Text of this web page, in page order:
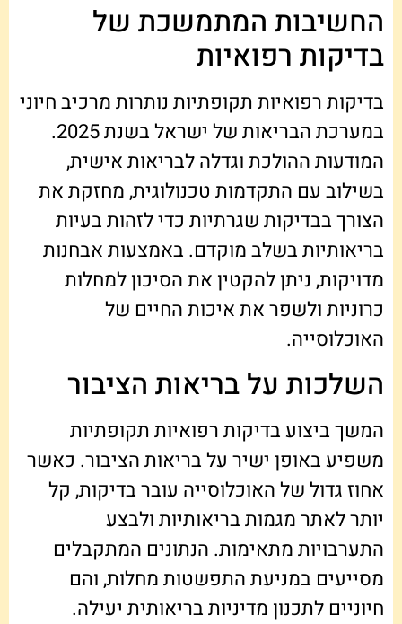
החשיבות המתמשכת של
בדיקות רפואיות
בדיקות רפואיות תקופתיות נותרות מרכיב חיוני
במערכת הבריאות של ישראל בשנת 2025.
המודעות ההולכת וגדלה לבריאות אישית,
בשילוב עם התקדמות טכנולוגית, מחזקת את
הצורך בבדיקות שגרתיות כדי לזהות בעיות
בריאותיות בשלב מוקדם. באמצעות אבחנות
מדויקות, ניתן להקטין את הסיכון למחלות
כרוניות ולשפר את איכות החיים של
האוכלוסייה.
השלכות על בריאות הציבור
המשך ביצוע בדיקות רפואיות תקופתיות
משפיע באופן ישיר על בריאות הציבור. כאשר
אחוז גדול של האוכלוסייה עובר בדיקות, קל
יותר לאתר מגמות בריאותיות ולבצע
התערבויות מתאימות. הנתונים המתקבלים
מסייעים במניעת התפשטות מחלות, והם
חיוניים לתכנון מדיניות בריאותית יעילה.